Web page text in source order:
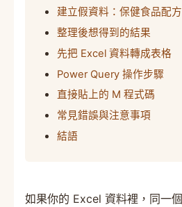
建立假資料：保健食品配
整理後想得到的結果
先把 Excel 資料轉成表格
Power Query 操作步驟
直接貼上的 M 程式碼
常見錯誤與注意事項
結語
如果你的 Excel 資料裡，同一